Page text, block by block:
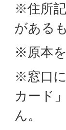
※住所
がある
※原本を
※窓口
カード
ん。